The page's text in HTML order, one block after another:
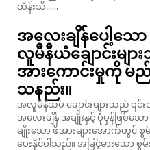
ထိန်းသိ......
အလေးချိန်ပေါ့သေ
လူမီနီယံချောင်းမျ
အားကောင်းမှုကို မ
သနည်း။
အလူမီနီယမ် ချောင်းများသည် ၎
အလေးချိန် အချိုးနှင့် ပုံမှန်ဖြစ်သေ
မျိုးသော ဖိအားများအောက်တွင်
ပေးနိုင်ပါသည်။ အမြင့်မားသော